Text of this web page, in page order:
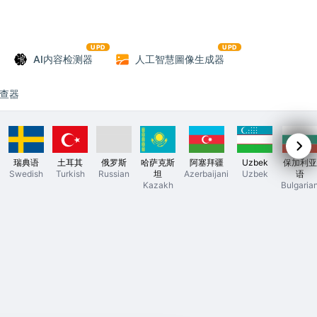
AI内容检测器
UPD
人工智慧圖像生成器
UPD
器
瑞典语
Swedish
土耳其
Turkish
俄罗斯
Russian
哈萨克斯
坦
Kazakh
阿塞拜疆
Azerbaijani
Uzbek
Uzbek
保加利亚
语